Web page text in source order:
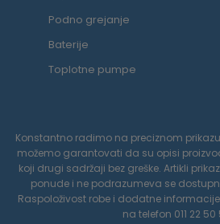
Podno grejanje
Baterije
Toplotne pumpe
Konstantno radimo na preciznom
možemo garantovati da su opisi
koji drugi sadržaji bez greške. Artikli
ponude i ne podrazumeva se
Raspoloživost robe i dodatne
na telefon 011 22 50